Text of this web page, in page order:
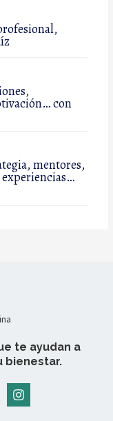
con
mentores,
te ayudan a
bienestar.